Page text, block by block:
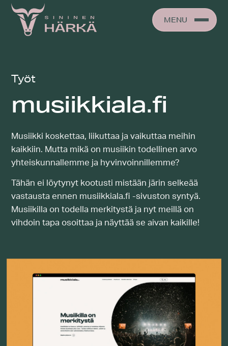
Skip
content
MENU
Työt
musiikkiala.fi
Musiikki koskettaa, liikuttaa ja vaikuttaa meihin
kaikkiin. Mutta mikä on musiikin todellinen arvo
yhteiskunnallemme ja hyvinvoinnillemme?
Tähän ei löytynyt kootusti mistään järin selkeää
vastausta ennen musiikkiala.fi -sivuston syntyä.
Musiikilla on todella merkitystä ja nyt meillä on
vihdoin tapa osoittaa ja näyttää se aivan kaikille!